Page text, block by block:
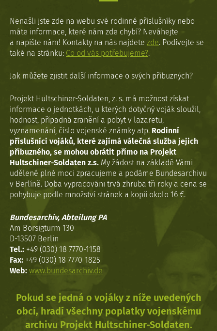
Nenašli jste zde na webu své rodinné příslušníky nebo
máte informace, které nám zde chybí? Neváhejte
a napište nám! Kontakty na nás najdete zde. Podívejte se
také na stránku: Co od vás potřebujeme?.
Jak můžete zjistit další informace o svých příbuzných?
Projekt Hultschiner-Soldaten, z. s. má možnost získat
informace o jednotkách, u kterých dotyčný voják sloužil,
hodnost, případná zranění a pobyt v lazaretu,
vyznamenání, číslo vojenské známky atp. Rodinní
příslušníci vojáků, které zajímá válečná služba jejich
příbuzného, se mohou obrátit přímo na Projekt
Hultschiner-Soldaten z.s. My žádost na základě Vámi
udělené plné moci zpracujeme a podáme Bundesarchivu
v Berlíně. Doba vypracováni trvá zhruba tři roky a cena se
pohybuje podle množství stránek a kopií okolo 16 €.
Bundesarchiv, Abteilung PA
Am Borsigturm 130
D-13507 Berlin
Tel.: +49 (030) 18 7770-1158
Fax: +49 (030) 18 7770-1825
Web: www.bundesarchiv.de
Pokud se jedná o vojáky z níže uvedených
obcí, hradí všechny poplatky vojenskému
archivu Projekt Hultschiner-Soldaten.